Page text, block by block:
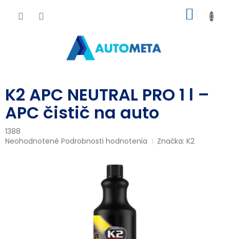
KOŠÍK
K2 APC NEUTRAL PRO 1 l –
APC čistič na auto
1388
Priemerné
Neohodnotené Podrobnosti hodnotenia Značka:K2